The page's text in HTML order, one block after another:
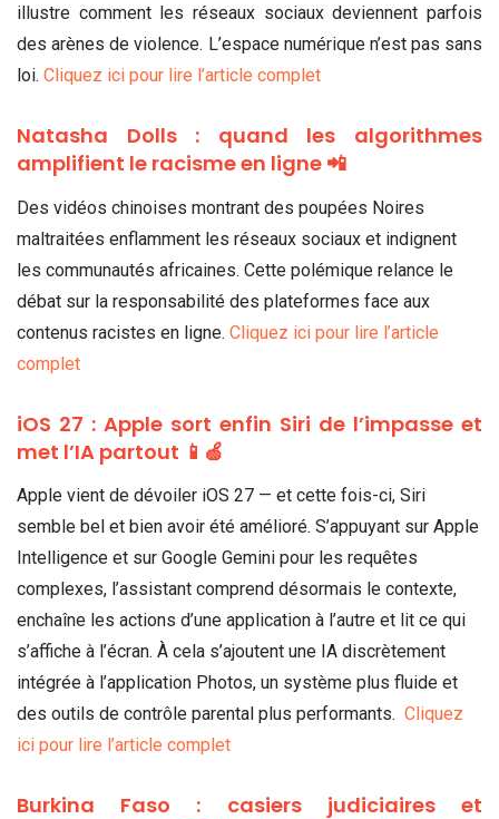
illustre comment les réseaux sociaux deviennent parfois
des arènes de violence. L’espace numérique n’est pas sans
loi. Cliquez ici pour lire l’article complet
Natasha Dolls : quand les algorithmes
amplifient le racisme en ligne 📲
Des vidéos chinoises montrant des poupées Noires
maltraitées enflamment les réseaux sociaux et indignent
les communautés africaines. Cette polémique relance le
débat sur la responsabilité des plateformes face aux
contenus racistes en ligne. Cliquez ici pour lire l’article
complet
iOS 27 : Apple sort enfin Siri de l’impasse et
met l’IA partout 📱🍏
Apple vient de dévoiler iOS 27 — et cette fois-ci, Siri
semble bel et bien avoir été amélioré. S’appuyant sur Apple
Intelligence et sur Google Gemini pour les requêtes
complexes, l’assistant comprend désormais le contexte,
enchaîne les actions d’une application à l’autre et lit ce qui
s’affiche à l’écran. À cela s’ajoutent une IA discrètement
intégrée à l’application Photos, un système plus fluide et
des outils de contrôle parental plus performants. Cliquez
ici pour lire l’article complet
Burkina Faso : casiers judiciaires et